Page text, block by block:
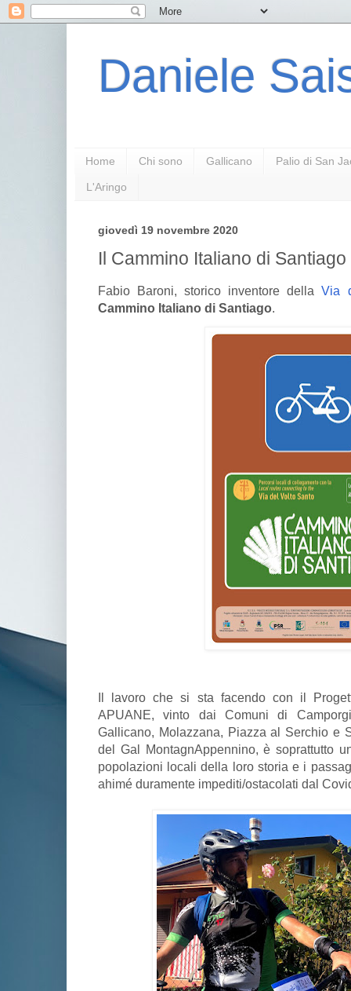
Daniele
Home Chi sono Gallicano Palio di San
L'Aringo
giovedì 19 novembre 2020
Il Cammino Italiano di Santiago
Fabio Baroni, storico inventore dellaVia
Cammino Italiano di Santiago.
Il lavoro che si sta facendo con il
APUANE, vinto dai Comuni di
Gallicano, Molazzana, Piazza al Serchio e
del Gal MontagnAppennino, è soprattutto
popolazioni locali della loro storia e i
ahimé duramente impediti/ostacolati dal